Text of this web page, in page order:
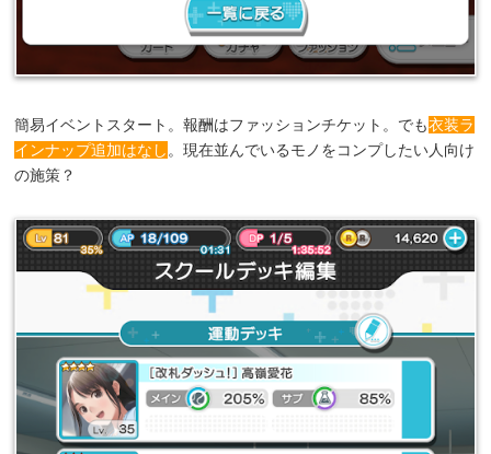
簡易イベントスタート。報酬はファッションチケット。でも衣装ラ
インナップ追加はなし。現在並んでいるモノをコンプしたい人向け
の施策？